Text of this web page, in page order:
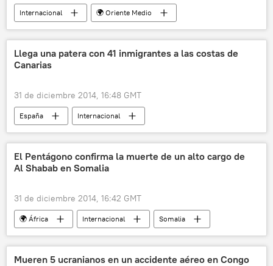
Internacional
🌍 Oriente Medio
Conflicto en Oriente Próximo
Palestina
Israel
Saeb Erekat
Mahmud Abás
Benjamín Netanyahu
Llega una patera con 41 inmigrantes a las costas de
Canarias
31 de diciembre 2014, 16:48 GMT
España
Internacional
Salvamento Marítimo
Islas Canarias
Problema de refugiados en la UE
noticias
El Pentágono confirma la muerte de un alto cargo de
Al Shabab en Somalia
31 de diciembre 2014, 16:42 GMT
🌍 África Internacional
Somalia
Tahlil Abdishakur
Al Shabab
Departamento de Defensa de EEUU
noticias
Mueren 5 ucranianos en un accidente aéreo en Congo